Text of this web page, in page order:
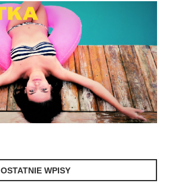
OSTATNIE WPISY